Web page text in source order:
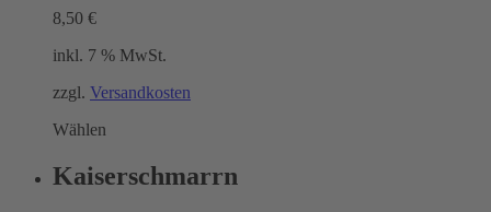
8,50 €
inkl. 7 % MwSt.
zzgl. Versandkosten
Wählen
Kaiserschmarrn